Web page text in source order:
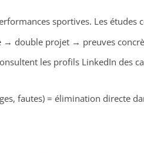
sportives. Les études
→ double projet → preuves
les profils LinkedIn des
fautes) = élimination directe